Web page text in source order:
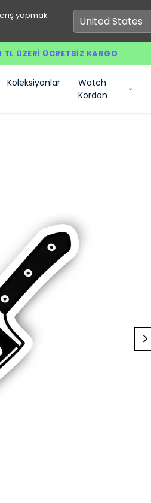
yapmak
ÜZERI ÜCRETSIZ KARGO
Koleksiyonlar
Watch
Kordon